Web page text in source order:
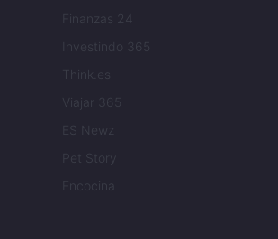
Finanzas 24
Investindo 365
Think.es
Viajar 365
ES Newz
Pet Story
Encocina